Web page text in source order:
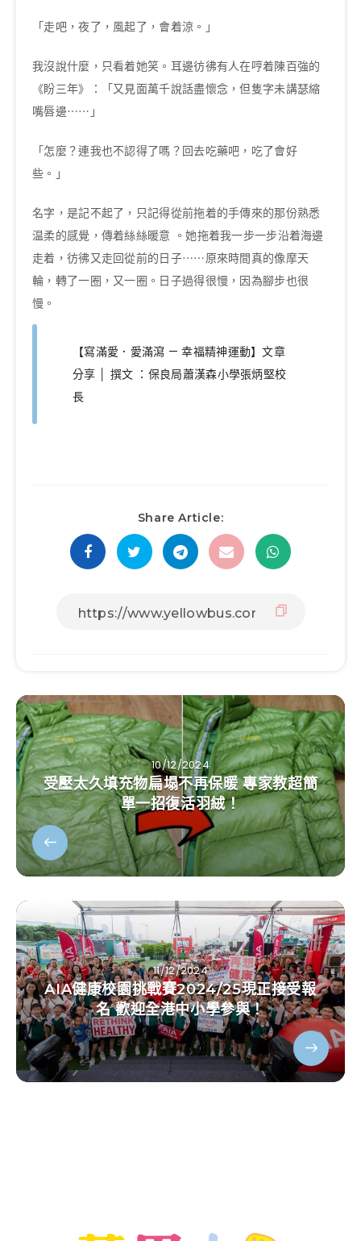
「走吧，夜了，風起了，會着涼。」
我沒說什麼，只看着她笑。耳邊彷彿有人在哼着陳百強的
《盼三年》：「又見面萬千說話盡懷念，但隻字未講瑟縮
嘴唇邊⋯⋯」
「怎麼？連我也不認得了嗎？回去吃藥吧，吃了會好
些。」
名字，是記不起了，只記得從前拖着的手傳來的那份熟悉
温柔的感覺，傳着絲絲暖意 。她拖着我一步一步沿着海邊
走着，彷彿又走回從前的日子⋯⋯原來時間真的像摩天
輪，轉了一圈，又一圈。日子過得很慢，因為腳步也很
慢。
【寫滿愛．愛滿瀉 — 幸福精神運動】文章
分享 │ 撰文 ：保良局蕭漢森小學張炳堅校
長
Share Article:
10/12/2024
受壓太久填充物扁塌不再保暖 專家教超簡
單一招復活羽絨！
11/12/2024
AIA健康校園挑戰賽2024/25現正接受報
名 歡迎全港中小學參與！